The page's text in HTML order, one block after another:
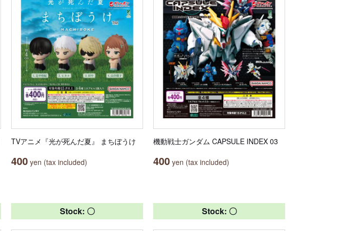
TVアニメ『光が死んだ夏』 まちぼうけ
400 yen (tax included)
機動戦士ガンダム CAPSULE INDEX 03
400 yen (tax included)
Stock: 〇 Stock: 〇